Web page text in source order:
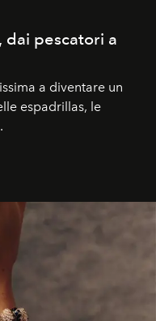
dai pescatori a
a diventare un
espadrillas, le